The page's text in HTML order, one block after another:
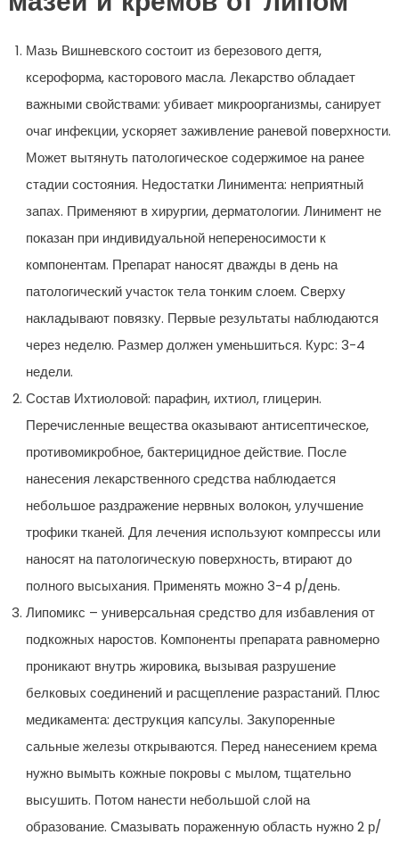
Мазь Вишневского состоит из березового дегтя,
ксероформа, касторового масла. Лекарство обладает
важными свойствами: убивает микроорганизмы, санирует
очаг инфекции, ускоряет заживление раневой поверхности.
Может вытянуть патологическое содержимое на ранее
стадии состояния. Недостатки Линимента: неприятный
запах. Применяют в хирургии, дерматологии. Линимент не
показан при индивидуальной непереносимости к
компонентам. Препарат наносят дважды в день на
патологический участок тела тонким слоем. Сверху
накладывают повязку. Первые результаты наблюдаются
через неделю. Размер должен уменьшиться. Курс: 3-4
недели.
Состав Ихтиоловой: парафин, ихтиол, глицерин.
Перечисленные вещества оказывают антисептическое,
противомикробное, бактерицидное действие. После
нанесения лекарственного средства наблюдается
небольшое раздражение нервных волокон, улучшение
трофики тканей. Для лечения используют компрессы или
наносят на патологическую поверхность, втирают до
полного высыхания. Применять можно 3-4 р/день.
Липомикс – универсальная средство для избавления от
подкожных наростов. Компоненты препарата равномерно
проникают внутрь жировика, вызывая разрушение
белковых соединений и расщепление разрастаний. Плюс
медикамента: деструкция капсулы. Закупоренные
сальные железы открываются. Перед нанесением крема
нужно вымыть кожные покровы с мылом, тщательно
высушить. Потом нанести небольшой слой на
образование. Смазывать пораженную область нужно 2 р/